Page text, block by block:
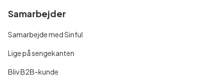
Samarbejder
Samarbejde med Sinful
Lige på sengekanten
Bliv B2B-kunde